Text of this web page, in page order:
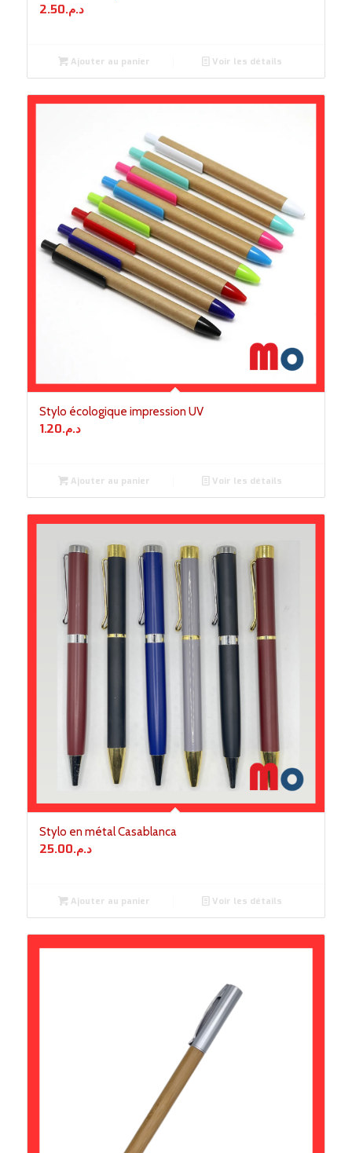
د.م.2.50
Ajouter au panier Voir les détails
Stylo écologique impression UV
د.م.1.20
Ajouter au panier Voir les détails
Stylo en métal Casablanca
د.م.25.00
Ajouter au panier Voir les détails